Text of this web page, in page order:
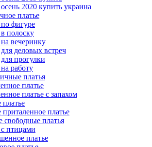
осень 2020 купить украина
платье
по фигуре
в полоску
на вечеринку
деловых встреч
прогулки
работу
платья
платье
платье с запахом
платье
приталенное платье
свободные платья
с птицами
платье